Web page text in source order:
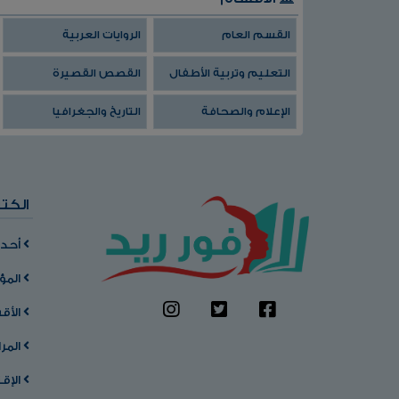
القسم العام الروايات العربية
التعليم وتربية الأطفال القصص القصيرة
الإعلام والصحافة التاريخ والجغرافيا